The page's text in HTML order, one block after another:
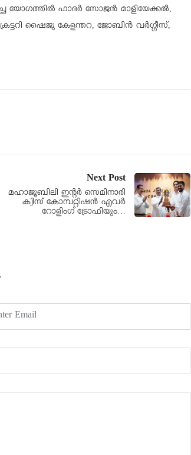
യോഗത്തിൽ ഫാദർ സോജൻ മാളിയേക്കൽ,
ഷൈജു കേളന്തറ, ജോബിൻ വർഗ്ഗീസ്,
Next Post
മഹാജൂബിലി ഇന്റര്‍ സെമിനാരി
ക്വിസ് കോമ്പറ്റിഷന്‍ എവര്‍
റോളിംഗ് ട്രോഫിയും…